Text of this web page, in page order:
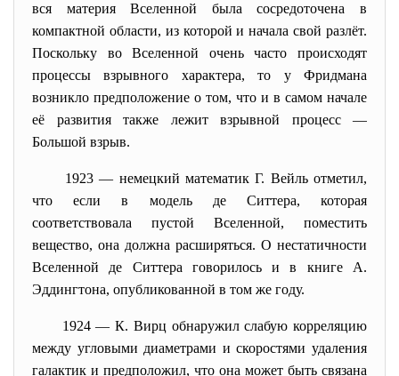
вся материя Вселенной была сосредоточена в
компактной области, из которой и начала свой разлёт.
Поскольку во Вселенной очень часто происходят
процессы взрывного характера, то у Фридмана
возникло предположение о том, что и в самом начале
её развития также лежит взрывной процесс —
Большой взрыв.
1923 — немецкий математик Г. Вейль отметил,
что если в модель де Ситтера, которая
соответствовала пустой Вселенной, поместить
вещество, она должна расширяться. О нестатичности
Вселенной де Ситтера говорилось и в книге А.
Эддингтона, опубликованной в том же году.
1924 — К. Вирц обнаружил слабую корреляцию
между угловыми диаметрами и скоростями удаления
галактик и предположил, что она может быть связана